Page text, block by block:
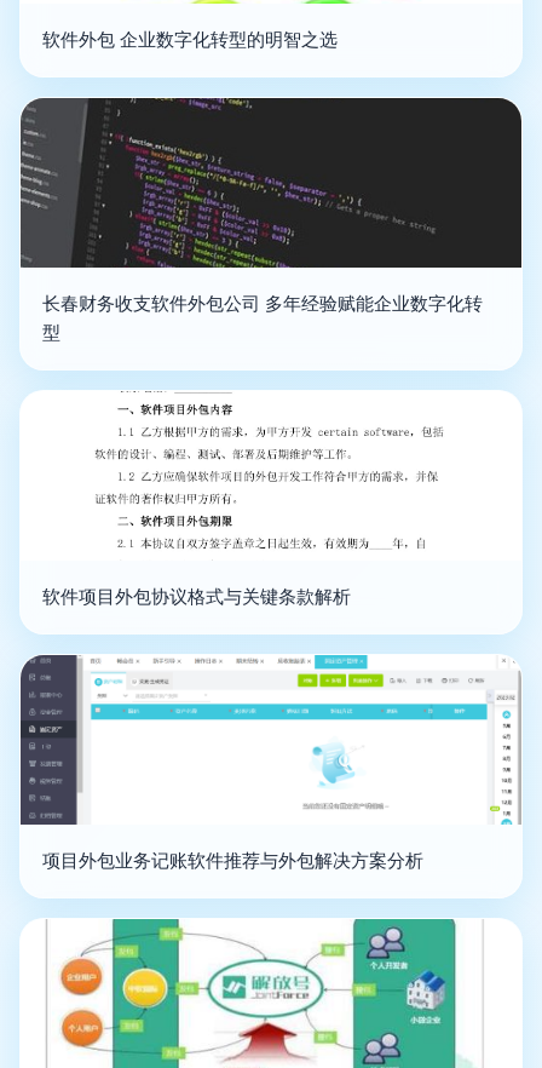
软件外包 企业数字化转型的明智之选
长春财务收支软件外包公司 多年经验赋能企业数字化转
型
软件项目外包协议格式与关键条款解析
项目外包业务记账软件推荐与外包解决方案分析